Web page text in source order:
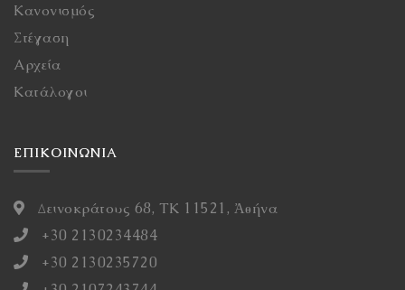
Κανονισμός
Στέγαση
Αρχεία
Κατάλογοι
ΕΠΙΚΟΙΝΩΝΙΑ
Δεινοκράτους 68, ΤΚ 11521, Ἀθήνα
+30 2130234484
+30 2130235720